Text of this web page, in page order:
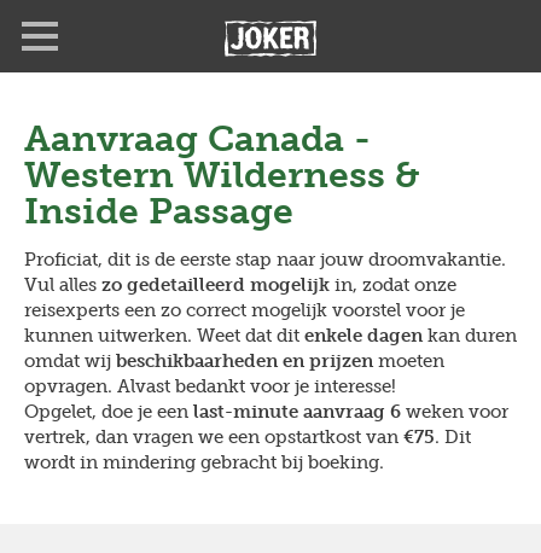
gaanAanvraag Canada -
Western Wilderness &
Inside Passage
Proficiat, dit is de eerste stap naar jouw droomvakantie.
Vul alles zo gedetailleerd mogelijk in, zodat onze
reisexperts een zo correct mogelijk voorstel voor je
kunnen uitwerken. Weet dat dit enkele dagen kan duren
omdat wij beschikbaarheden en prijzen moeten
opvragen. Alvast bedankt voor je interesse!
Opgelet, doe je een last-minute aanvraag 6 weken voor
vertrek, dan vragen we een opstartkost van €75. Dit
wordt in mindering gebracht bij boeking.